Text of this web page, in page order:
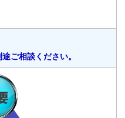
ご相談ください。